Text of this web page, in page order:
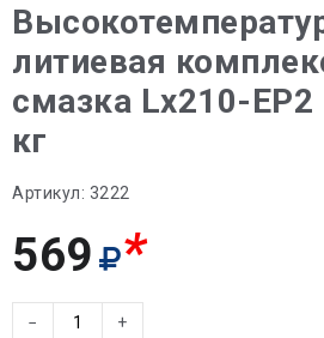
литиевая
смазка Lx210-EP2
кг
Артикул: 3222
569 *
− +